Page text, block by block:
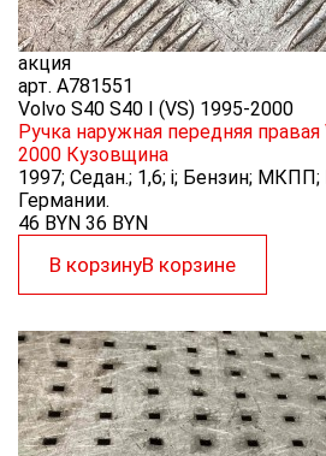
акция
арт. A781551
Volvo S40 S40 I (VS) 1995-2000
Ручка наружная передняя
2000 Кузовщина
1997; Седан.; 1,6; i; Бензин; МКПП;
Германии.
46 BYN 36 BYN
В корзинуВ корзине